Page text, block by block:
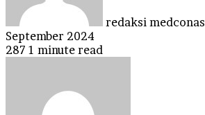
redaksi medconas
September 2024
287 1 minute read